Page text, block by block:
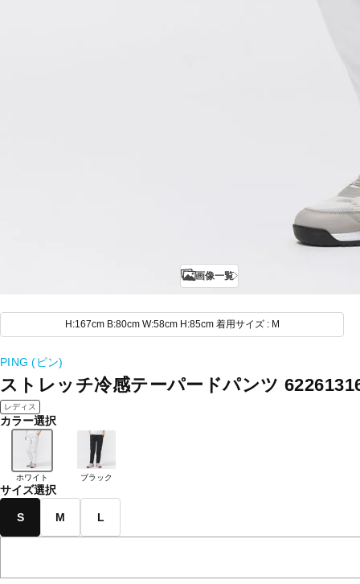
画像一覧
H:167cm B:80cm W:58cm H:85cm 着用サイズ : M
PING (ピン)
ストレッチ冷感テーパードパンツ
レディス
カラー選択
ホワイト ブラック
サイズ選択
S M L